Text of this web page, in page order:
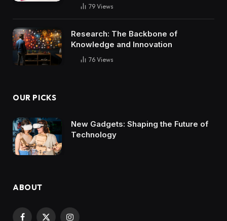
79 Views
Research: The Backbone of
Knowledge and Innovation
76 Views
OUR PICKS
New Gadgets: Shaping the Future of
Technology
ABOUT